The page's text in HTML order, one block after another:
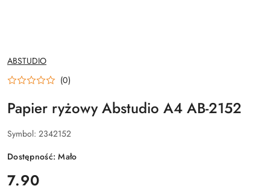
NAZWA
PRODUCENTA:
ABSTUDIO
(0)
Papier ryżowy Abstudio A4 AB-2152
Symbol: 2342152
Dostępność:Mało
cena:
7.90